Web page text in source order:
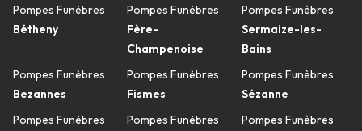
Pompes Funèbres
Bétheny
Pompes Funèbres
Bezannes
Pompes Funèbres
Pompes Funèbres
Fère-
Champenoise
Pompes Funèbres
Fismes
Pompes Funèbres
Pompes Funèbres
Sermaize-les-
Bains
Pompes Funèbres
Sézanne
Pompes Funèbres